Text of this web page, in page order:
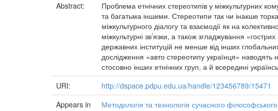
Abstract:
Проблема етнічних стереотипів у міжкультурних
та багатьма іншими. Стереотипи так чи інакше
міжкультурного діалогу та взаємодії як на
міжкультурні зв’язки, а також згладжування
державних інституцій не менше від інших
дослідження «авто стереотипу українця» наводять
стосовно інших етнічних груп, а й всередині
URI:
http://dspace.pdpu.edu.ua/handle/123456789/15471
Appears in
Методологія та технологія сучасного